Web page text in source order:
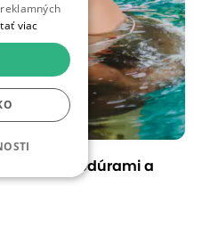
s procedúrami a
viac